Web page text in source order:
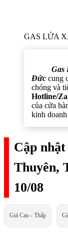
GAS LỬA
Gas
Đức cung
chóng và
Hotline/
của cửa
kinh
Cập
Thuyên,
10/08
Giá Cao - Thấp